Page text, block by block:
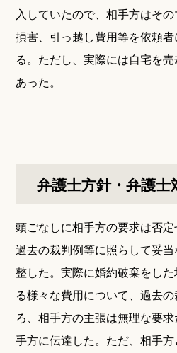
入していたので、相手方はそ
損害、引っ越し費用等を依頼
る。ただし、実際には自宅を
あった。
弁護士方針・弁護士
頭ごなしに相手方の要求は否定
過去の裁判例等に照らして妥
整した。実際に婚約破棄をし
る様々な費用について、過去
ろ、相手方の主張は無理な要
手方に伝達した。ただ、相手